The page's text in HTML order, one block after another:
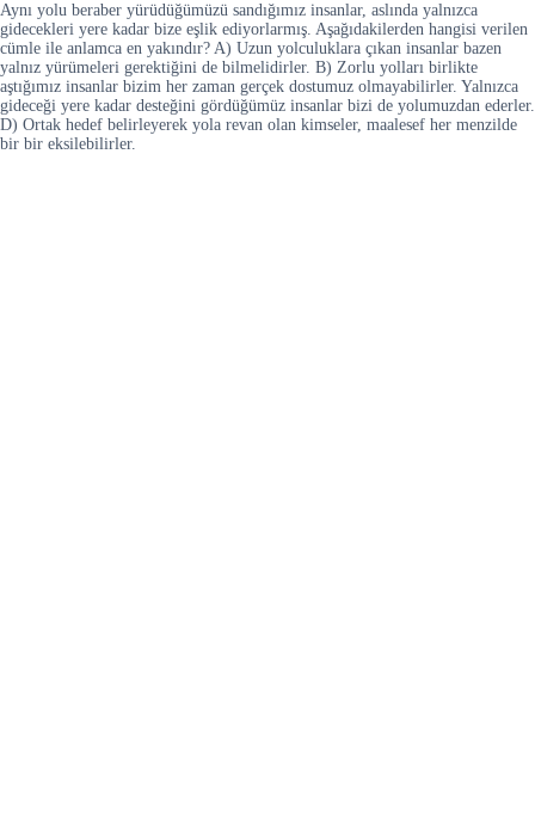
Aynı yolu beraber yürüdüğümüzü sandığımız insanlar, aslında yalnızca
gidecekleri yere kadar bize eşlik ediyorlarmış. Aşağıdakilerden hangisi verilen
cümle ile anlamca en yakındır? A) Uzun yolculuklara çıkan insanlar bazen
yalnız yürümeleri gerektiğini de bilmelidirler. B) Zorlu yolları birlikte
aştığımız insanlar bizim her zaman gerçek dostumuz olmayabilirler. Yalnızca
gideceği yere kadar desteğini gördüğümüz insanlar bizi de yolumuzdan ederler.
D) Ortak hedef belirleyerek yola revan olan kimseler, maalesef her menzilde
bir bir eksilebilirler.